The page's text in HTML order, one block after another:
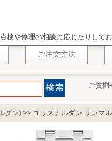
検や修理の相談に応じたりして
ご注文方法
ご質問
ダン) >> ユリスナルダン サンマ